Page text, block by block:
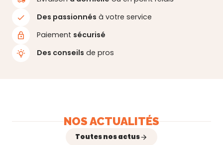
Des passionnés à votre service
Paiement sécurisé
Des conseils de pros
NOS ACTUALITÉS
Toutes nos actus